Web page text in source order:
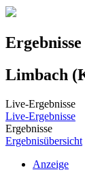
Limbach
Live-Ergebnisse
Live-Ergebnisse
Ergebnisse
Ergebnisübersicht
Anzeige